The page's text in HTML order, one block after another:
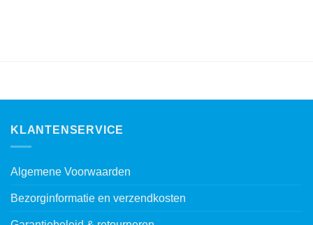
KLANTENSERVICE
Algemene Voorwaarden
Bezorginformatie en verzendkosten